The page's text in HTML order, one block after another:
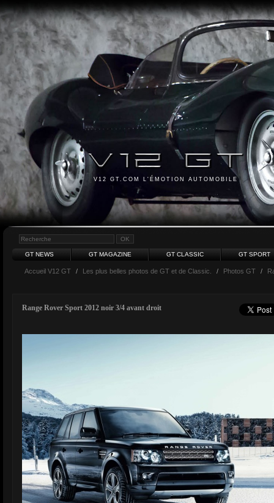
V12 GT.COM L'ÉMOTION AUTOMOBILE
GT NEWS GT MAGAZINE GT CLASSIC GT SPORT
Accueil V12 GT / Les plus belles photos de GT et de Classic. / Photos GT /
Range Rover Sport 2012 noir 3/4 avant droit